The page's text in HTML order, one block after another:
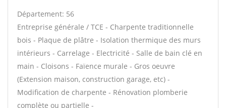
Département: 56
Entreprise générale / TCE - Charpente traditionnelle
bois - Plaque de plâtre - Isolation thermique des murs
intérieurs - Carrelage - Electricité - Salle de bain clé en
main - Cloisons - Faïence murale - Gros oeuvre
(Extension maison, construction garage, etc) -
Modification de charpente - Rénovation plomberie
complète ou partielle -